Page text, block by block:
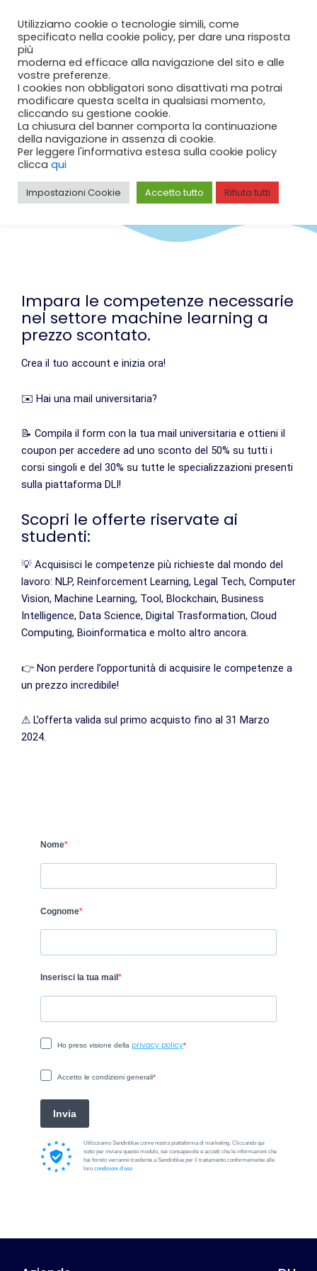
contenuto
DLI x STUDENTI
🎁 Risparmia il 50% sui corsi singoli e il 30% sulle
specializzazioni!
Non perdere l'opportunità di acquisire le competenze più
richieste nel mondo del lavoro per studenti: scegli un corso e
scopri come raggiungere il successo nella tua carriera!
Impara le competenze necessarie
nel settore machine learning a
prezzo scontato.
Crea il tuo account e inizia ora!
✉️ Hai una mail universitaria?
📝 Compila il form con la tua mail universitaria e ottieni il
coupon per accedere ad uno sconto del 50% su tutti i
corsi singoli e del 30% su tutte le specializzazioni presenti
sulla piattaforma DLI!
Scopri le offerte riservate ai
studenti:
💡 Acquisisci le competenze più richieste dal mondo del
lavoro: NLP, Reinforcement Learning, Legal Tech, Computer
Vision, Machine Learning, Tool, Blockchain, Business
Intelligence, Data Science, Digital Trasformation, Cloud
Computing, Bioinformatica e molto altro ancora.
👉 Non perdere l’opportunità di acquisire le competenze a
un prezzo incredibile!
⚠ L’offerta valida sul primo acquisto fino al 31 Marzo
2024.
Nome
Cognome
Inserisci la tua mail
Ho preso visione della privacy policy
Accetto le condizioni generali
Invia
Utilizziamo Sendinblue come nostra piattaforma di marketing. Cliccando qui
sotto per inviare questo modulo, sei consapevole e accetti che le informazioni che
hai fornito verranno trasferite a Sendinblue per il trattamento conformemente alle
loro condizioni d'uso
Utilizziamo cookie o tecnologie simili, come
specificato nella cookie policy, per dare una risposta
più
moderna ed efficace alla navigazione del sito e alle
vostre preferenze.
I cookies non obbligatori sono disattivati ma potrai
modificare questa scelta in qualsiasi momento,
cliccando su gestione cookie.
La chiusura del banner comporta la continuazione
della navigazione in assenza di cookie.
Per leggere l'informativa estesa sulla cookie policy
clicca qui
Impostazioni Cookie Accetto tutto Rifiuta tutti